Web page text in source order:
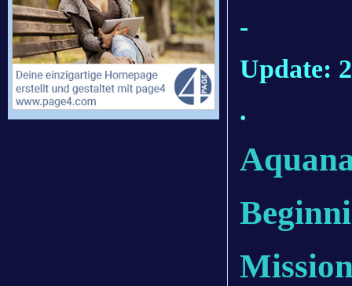
-
Update:
.